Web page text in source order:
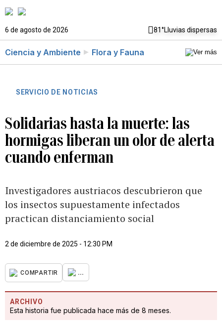
6 de agosto de 2026 81°Lluvias dispersas
Ciencia y Ambiente Flora y Fauna
SERVICIO DE NOTICIAS
Solidarias hasta la muerte: las
hormigas liberan un olor de alerta
cuando enferman
Investigadores austriacos descubrieron que
los insectos supuestamente infectados
practican distanciamiento social
2 de diciembre de 2025 - 12:30 PM
COMPARTIR ...
ARCHIVO
Esta historia fue publicada hace más de 8 meses.